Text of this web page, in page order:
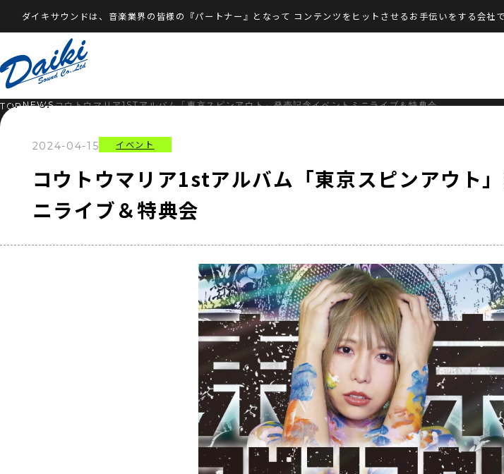
ダイキサウンドは、音楽業界の皆様の『パートナー』となって コンテンツをヒットさせるお手伝いをする会社
TOPNEWSコウトウマリア1STアルバム「東京スピンアウト」発売記念イベントミニライブ＆特典会
2024-04-15 イベント
コウトウマリア1stアルバム「東京スピンアウト
ニライブ＆特典会